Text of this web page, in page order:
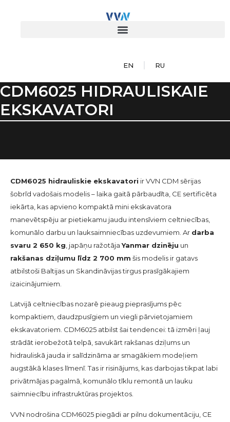
EN RU
CDM6025 HIDRAULISKAIE
EKSKAVATORI
CDM6025 hidrauliskie ekskavatori ir VVN CDM sērijas
šobrīd vadošais modelis – laika gaitā pārbaudīta, CE sertificēta
iekārta, kas apvieno kompaktā mini ekskavatora
manevētspēju ar pietiekamu jaudu intensīviem celtniecības,
komunālo darbu un lauksaimniecības uzdevumiem. Ar darba
svaru 2 650 kg , japāņu ražotājaYanmar dzinēju un
rakšanas dziļumu līdz 2 700 mm šis modelis ir gatavs
atbilstoši Baltijas un Skandināvijas tirgus prasīgākajiem
izaicinājumiem.
Latvijā celtniecības nozarē pieaug pieprasījums pēc
kompaktiem, daudzpusīgiem un viegli pārvietojamiem
ekskavatoriem. CDM6025 atbilst šai tendencei: tā izmēri ļauj
strādāt ierobežotā telpā, savukārt rakšanas dziļums un
hidrauliskā jauda ir salīdzināma ar smagākiem modeļiem
augstākā klases līmenī. Tas ir risinājums, kas darbojas tikpat labi
privātmājas pagalmā, komunālo tīklu remontā un lauku
saimniecību infrastruktūras projektos.
VVN nodrošina CDM6025 piegādi ar pilnu dokumentāciju, CE